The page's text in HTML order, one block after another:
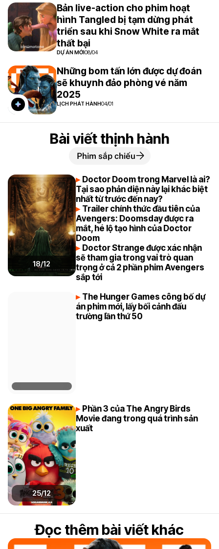
Bản live-action cho phim hoạt
hình Tangled bị tạm dừng phát
triển sau khi Snow White ra mắt
thất bại
DỰ ÁN MỚI08/04
Những bom tấn lớn được dự đoán
sẽ khuynh đảo phòng vé năm
2025
LỊCH PHÁT HÀNH04/01
Bài viết thịnh hành
Phim sắp chiếu
18/12
Doctor Doom trong Marvel là ai?
Tại sao phản diện này lại khác biệt
nhất từ trước đến nay?
Trailer chính thức đầu tiên của
Avengers: Doomsday được ra
mắt, hé lộ tạo hình của Doctor
Doom
Doctor Strange được xác nhận
sẽ tham gia trong vai trò quan
trọng ở cả 2 phần phim Avengers
sắp tới
The Hunger Games công bố dự
án phim mới, lấy bối cảnh đấu
trường lần thứ 50
25/12
Phần 3 của The Angry Birds
Movie đang trong quá trình sản
xuất
Đọc thêm bài viết khác